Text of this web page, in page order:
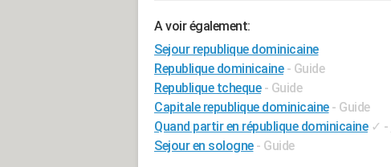
A voir également:
Sejour republique dominicaine
Republique dominicaine - Guide
Republique tcheque - Guide
Capitale republique dominicaine - Guide
Quand partir en république dominicaine ✓ -
Sejour en sologne - Guide